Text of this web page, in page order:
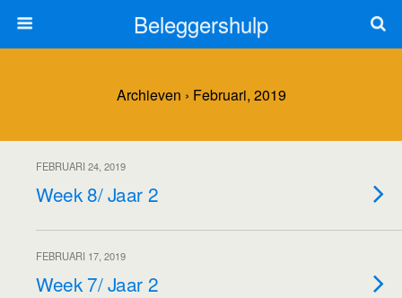
Beleggershulp
Archieven › Februari, 2019
FEBRUARI 24, 2019
Week 8/ Jaar 2
FEBRUARI 17, 2019
Week 7/ Jaar 2